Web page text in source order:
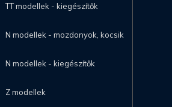
TT modellek - kiegészítők
N modellek - mozdonyok, kocsik
N modellek - kiegészítők
Z modellek